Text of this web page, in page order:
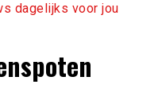
dagelijks voor jou